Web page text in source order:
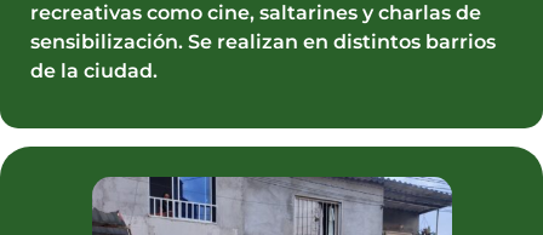
recreativas como cine, saltarines y charlas de
sensibilización. Se realizan en distintos barrios
de la ciudad.